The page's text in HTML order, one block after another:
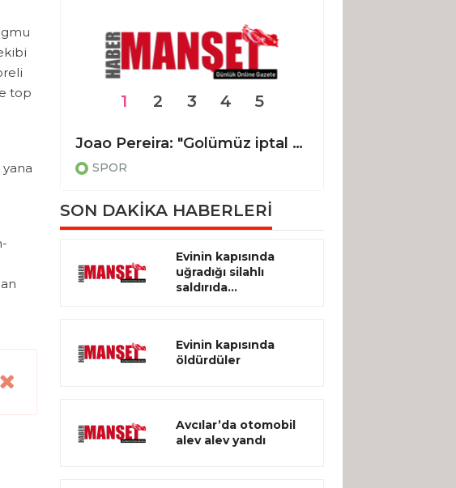
top
yana
Joao Pereira: "Golümüz iptal edilmeseydi, 3 puanı alan taraf biz olacaktık"
SPOR
1 2 3 4 5
SON DAKİKA HABERLERİ
Evinin kapısında
uğradığı silahlı
saldırıda...
Evinin kapısında
öldürdüler
Avcılar’da otomobil
alev alev yandı